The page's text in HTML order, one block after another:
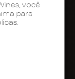
você
para